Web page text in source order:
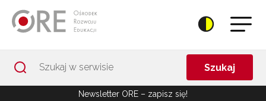
Szukaj
Newsletter ORE – zapisz się!